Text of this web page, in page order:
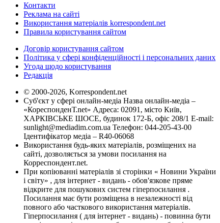
Контакти
Реклама на сайті
Використання матеріалів korrespondent.net
Правила користування сайтом
Договір користування сайтом
Політика у сфері конфіденційності і персональних даних
Угода щодо користування
Редакція
© 2000-2026, Korrespondent.net
Суб'єкт у сфері онлайн-медіа Назва онлайн-медіа –
«КореспонденТ.net» Адреса: 02091, місто Київ,
ХАРКІВСЬКЕ ШОСЕ, будинок 172-Б, офіс 208/1 E-mail:
sunlight@mediadim.com.ua Телефон: 044-205-43-00
Ідентифікатор медіа – R40-06068
Використання будь-яких матеріалів, розміщених на
сайті, дозволяється за умови посилання на
Корреспондент.net.
При копіюванні матеріалів зі сторінки « Новини України
і світу» , для інтернет - видань - обов'язкове пряме
відкрите для пошукових систем гіперпосилання .
Посилання має бути розміщена в незалежності від
повного або часткового використання матеріалів.
Гіперпосилання ( для інтернет - видань) - повинна бути